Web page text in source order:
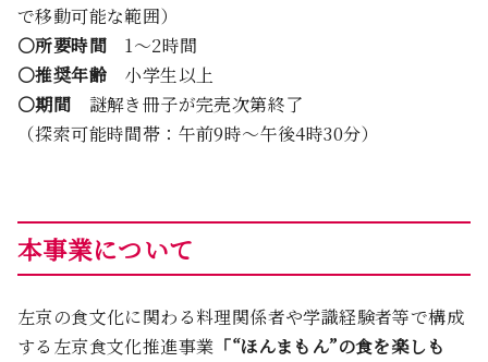
で移動可能な範囲）
○所要時間 1～2時間
○推奨年齢 小学生以上
○期間 謎解き冊子が完売次第終了
（探索可能時間帯：午前9時～午後4時30分）
本事業について
左京の食文化に関わる料理関係者や学識経験者等で構成
する左京食文化推進事業 「“ほんまもん”の食を楽しも